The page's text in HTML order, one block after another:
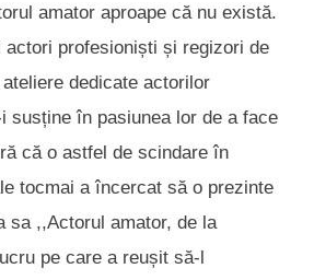
amator aproape că nu există.
actori profesioniști și regizori de
dedicate actorilor
susține în pasiunea lor de a face
că o astfel de scindare în
tocmai a încercat să o prezinte
sa ,,Actorul amator, de la
pe care a reușit să-l